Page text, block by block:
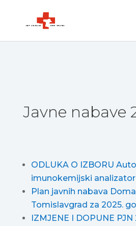
Javne nabave
ODLUKA O IZBORU
imunokemijski analizator
Plan javnih nabava
Tomislavgrad za 2025.
IZMJENE I DOPUNE PJN